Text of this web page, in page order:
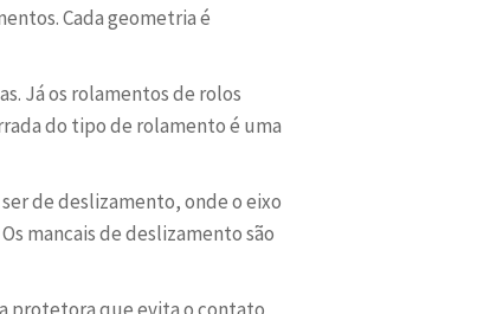
Cada geometria é
Já os rolamentos de rolos
do tipo de rolamento é uma
de deslizamento, onde o eixo
mancais de deslizamento são